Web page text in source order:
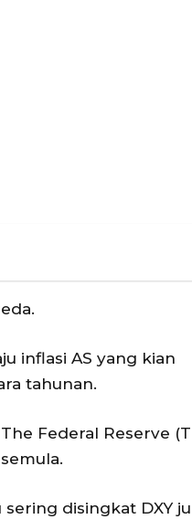
inflasi AS yang kian
tahunan.
Federal Reserve
disingkat DXY